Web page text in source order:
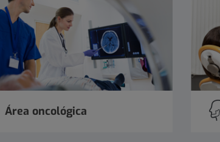
Área oncológica